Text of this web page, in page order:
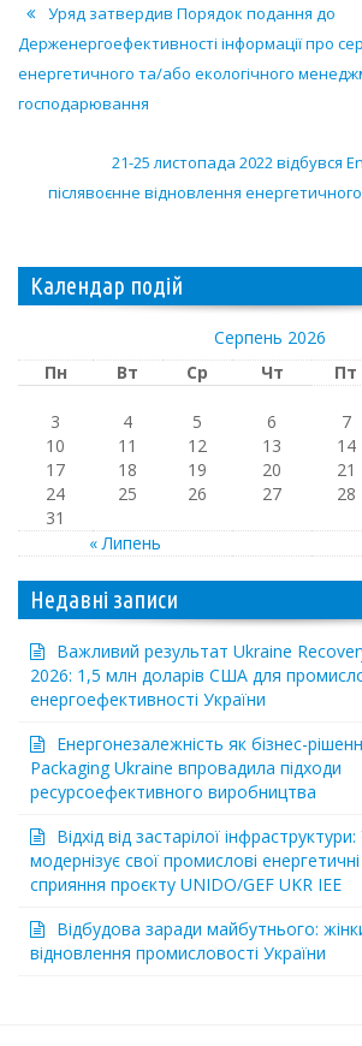
Уряд затвердив Порядок подання до
Держенергоефективності інформації про
енергетичного та/або екологічного
господарювання
21-25 листопада 2022 відбувся
післявоєнне відновлення
Календар подій
Серпень 2026
Пн
Вт Ср Чт Пт
« Липень
3
4 5 6 7
10
11 12 13 14
17
18 19 20 21
24
25 26 27 28
31
Недавні записи
Важливий результат Ukraine
2026: 1,5 млн доларів США для
енергоефективності України
Енергонезалежність як бізнес-
Packaging Ukraine впровадила підходи
ресурсоефективного виробництва
Відхід від застарілої
модернізує свої промислові
сприяння проєкту UNIDO/GEF UKR IEE
Відбудова заради майбутнього:
відновлення промисловості України